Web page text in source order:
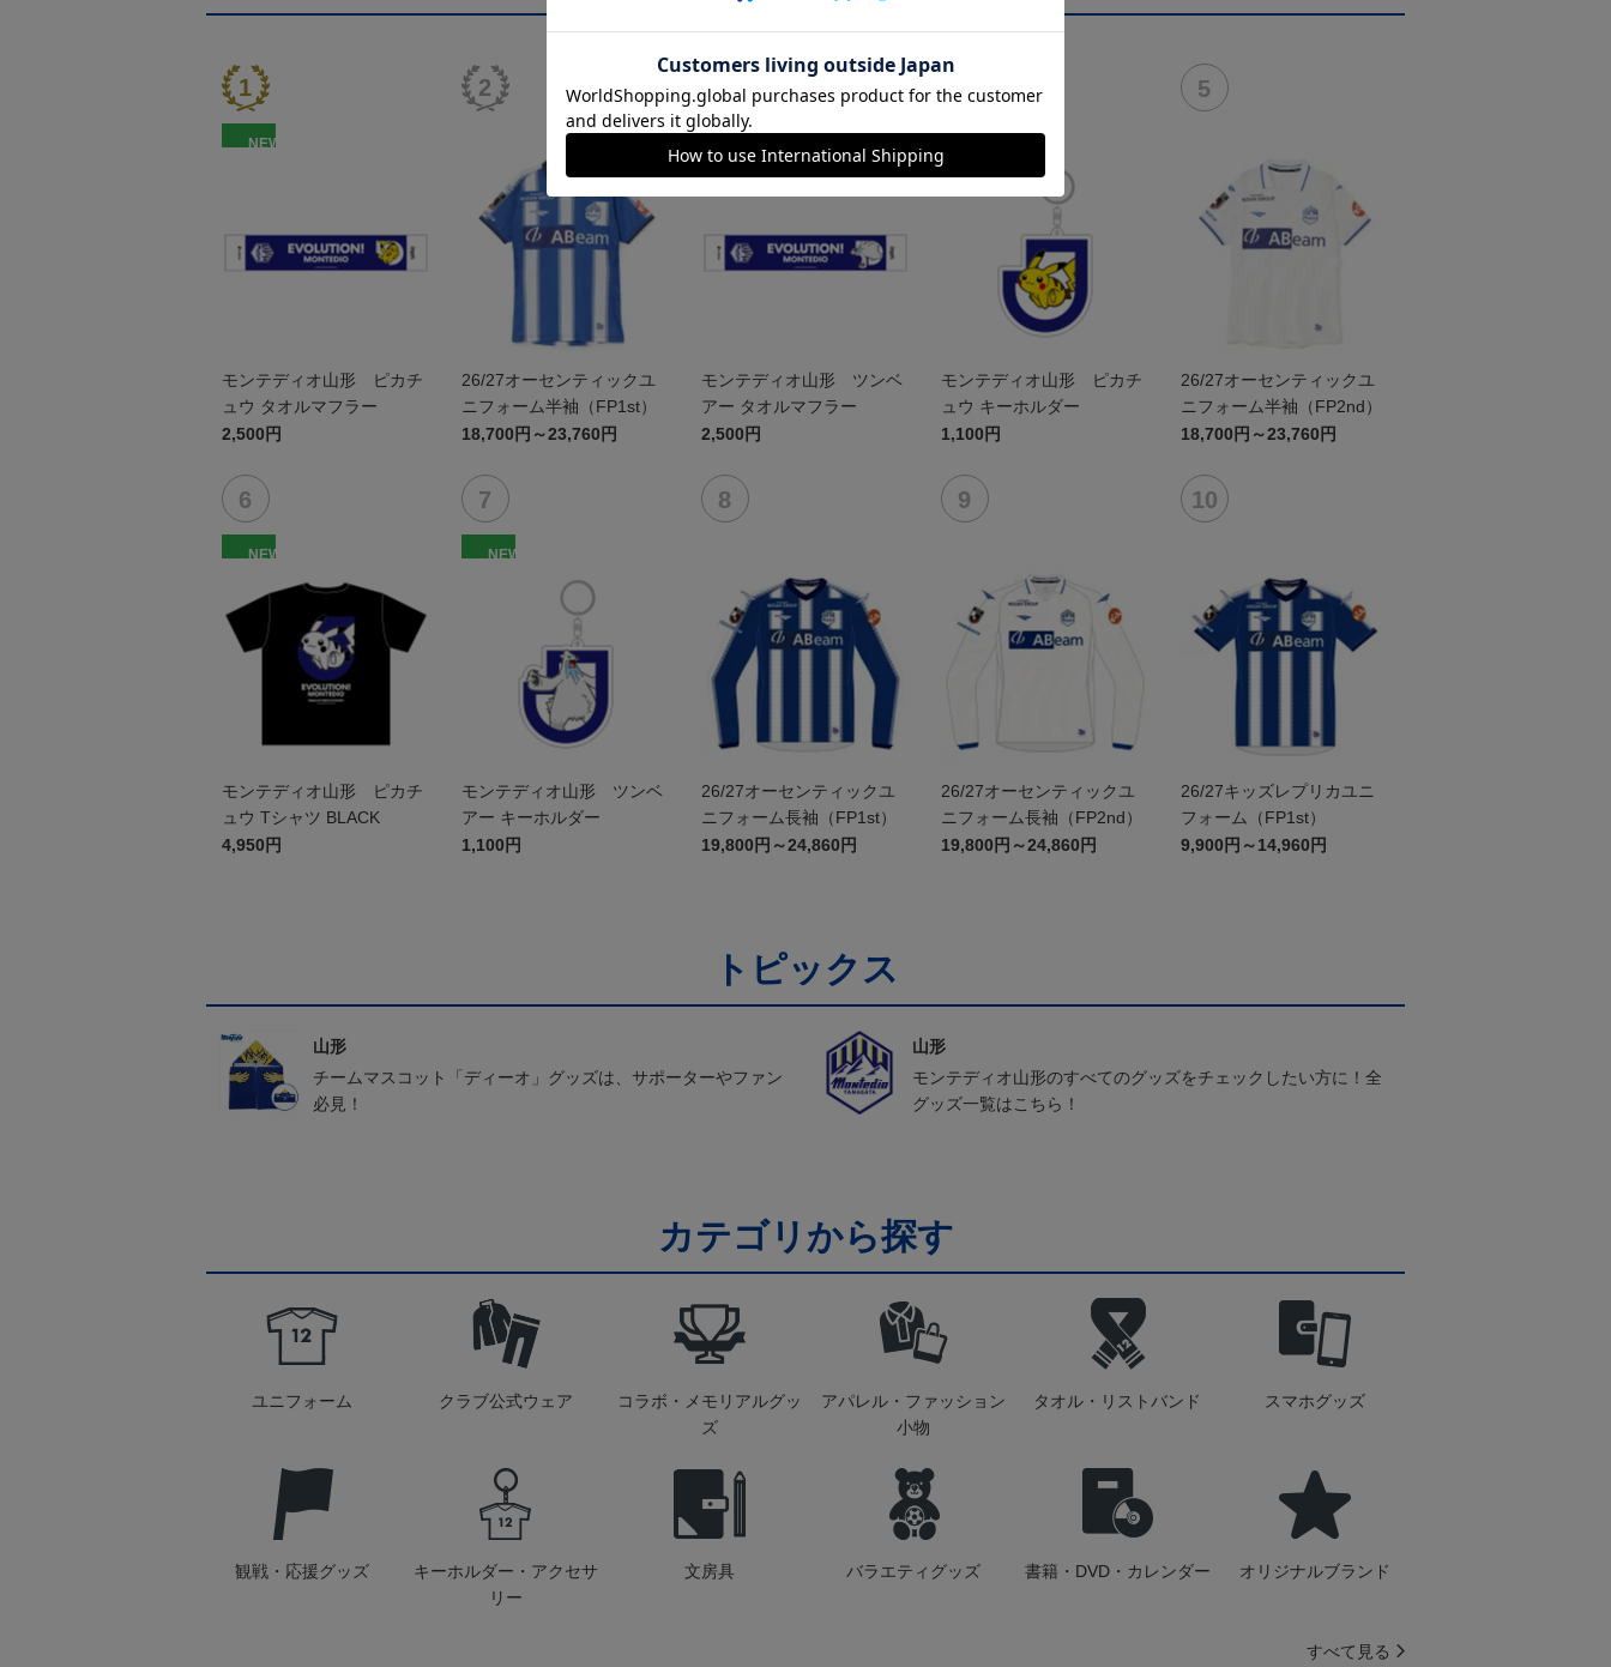
NEW
モンテディオ山形 ピカチ
ュウ タオルマフラー
2,500円
26/27オーセンティックユ
ニフォーム半袖（FP1st）
18,700円～23,760円
モンテディオ山形 ツンベ
アー タオルマフラー
2,500円
モンテディオ山形 ピカチ
ュウ キーホルダー
1,100円
26/27オーセンティックユ
ニフォーム半袖（FP2nd）
18,700円～23,760円
NEW
モンテディオ山形 ピカチ
ュウ Tシャツ BLACK
4,950円
NEW
モンテディオ山形 ツンベ
アー キーホルダー
1,100円
26/27オーセンティックユ
ニフォーム長袖（FP1st）
19,800円～24,860円
26/27オーセンティックユ
ニフォーム長袖（FP2nd）
19,800円～24,860円
26/27キッズレプリカユニ
フォーム（FP1st）
9,900円～14,960円
トピックス
山形
チームマスコット「ディーオ」グッズは、サポーターやファン
必見！
山形
モンテディオ山形のすべてのグッズをチェックしたい方に！全
グッズ一覧はこちら！
カテゴリから探す
ユニフォーム クラブ公式ウェア
コラボ・メモリアルグッ
ズ
アパレル・ファッション
小物
タオル・リストバンド スマホグッズ
観戦・応援グッズ
キーホルダー・アクセサ
リー
文房具 バラエティグッズ 書籍・DVD・カレンダー オリジナルブランド
すべて見る